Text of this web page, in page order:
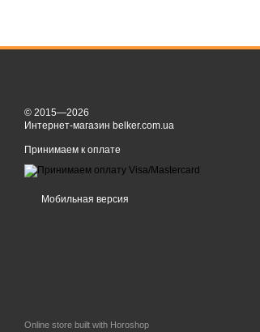
© 2015—2026
Интернет-магазин belker.com.ua
Принимаем к оплате
Мобильная версия
Online store built with Horoshop